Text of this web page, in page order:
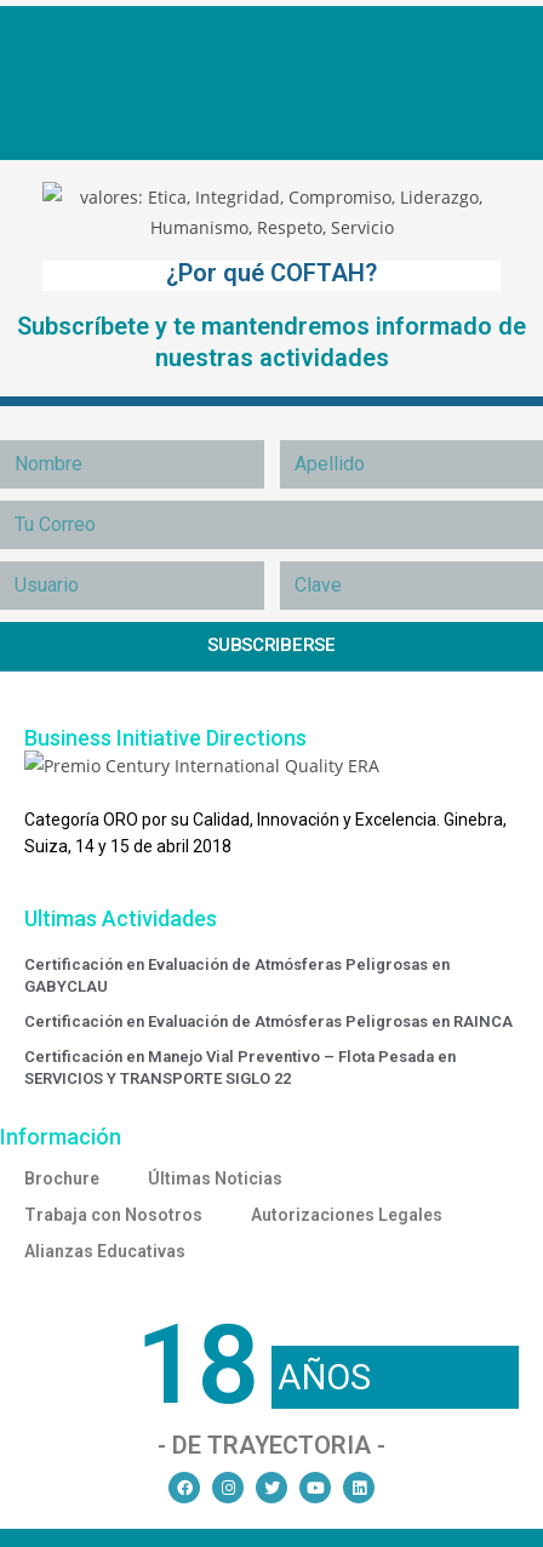
¿Por qué COFTAH?
Subscríbete y te mantendremos informado de
nuestras actividades
SUBSCRIBERSE
Business Initiative Directions
Categoría ORO por su Calidad, Innovación y Excelencia. Ginebra,
Suiza, 14 y 15 de abril 2018
Ultimas Actividades
Certificación en Evaluación de Atmósferas Peligrosas en
GABYCLAU
Certificación en Evaluación de Atmósferas Peligrosas en RAINCA
Certificación en Manejo Vial Preventivo – Flota Pesada en
SERVICIOS Y TRANSPORTE SIGLO 22
Información
Brochure
Últimas Noticias
Trabaja con Nosotros
Autorizaciones Legales
Alianzas Educativas
18 AÑOS
- DE TRAYECTORIA -